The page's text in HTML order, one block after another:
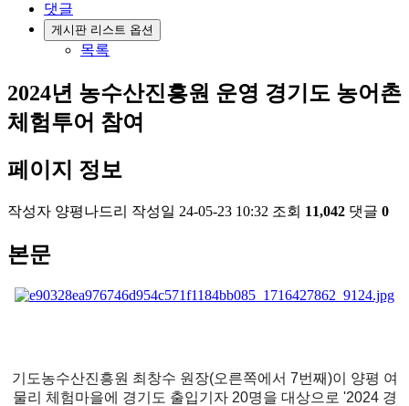
댓글
게시판 리스트 옵션
목록
2024년 농수산진흥원 운영 경기도 농어촌
체험투어 참여
페이지 정보
작성자 양평나드리 작성일 24-05-23 10:32 조회 11,042 댓글 0
본문
기도농수산진흥원 최창수 원장(오른쪽에서 7번째)이 양평 여
물리 체험마을에 경기도 출입기자 20명을 대상으로 '2024 경